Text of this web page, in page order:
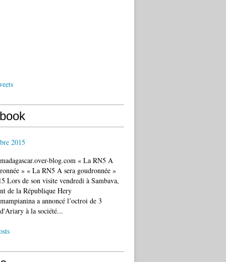
2015
blog.com « La RN5 A
» « La RN5 A sera goudronnée »
Lors de son visite vendredi à Sambava,
de la République Hery
a annoncé l’octroi de 3
à la société...